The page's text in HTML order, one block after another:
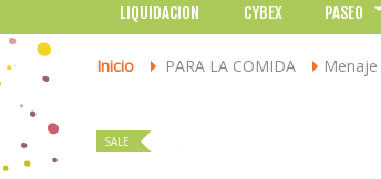
LIQUIDACION CYBEX PASEO
Inicio > PARA LA COMIDA > Menaje
SALE